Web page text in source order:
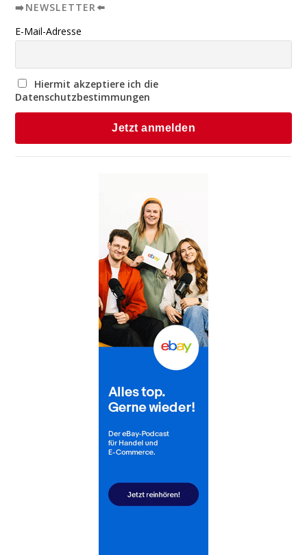
➡️NEWSLETTER⬅️
E-Mail-Adresse
Hiermit akzeptiere ich die
Datenschutzbestimmungen